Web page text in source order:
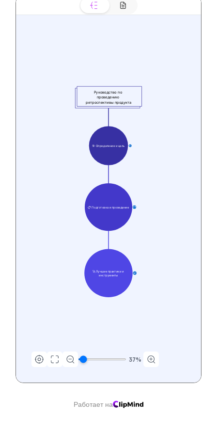
🎯 Определение и цель 9
📋 Подготовка и проведение 29
🚀 Лучшие практики и
инструменты
27
Руководство по
проведению
ретроспективы продукта
37%
Работает на